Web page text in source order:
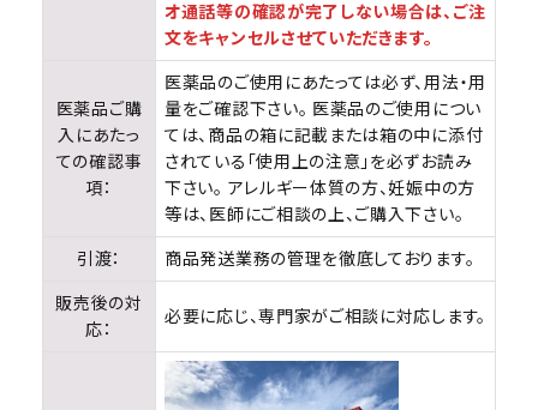
オ通話等の確認が完了しない場合は、ご注
文をキャンセルさせていただきます。
医薬品ご購
入にあたっ
ての確認事
項：
医薬品のご使用にあたっては必ず、用法・用
量をご確認下さい。 医薬品のご使用につい
ては、商品の箱に記載または箱の中に添付
されている「使用上の注意」を必ずお読み
下さい。 アレルギー体質の方、妊娠中の方
等は、医師にご相談の上、ご購入下さい。
引渡： 商品発送業務の管理を徹底しております。
販売後の対
応：
必要に応じ、専門家がご相談に対応します。